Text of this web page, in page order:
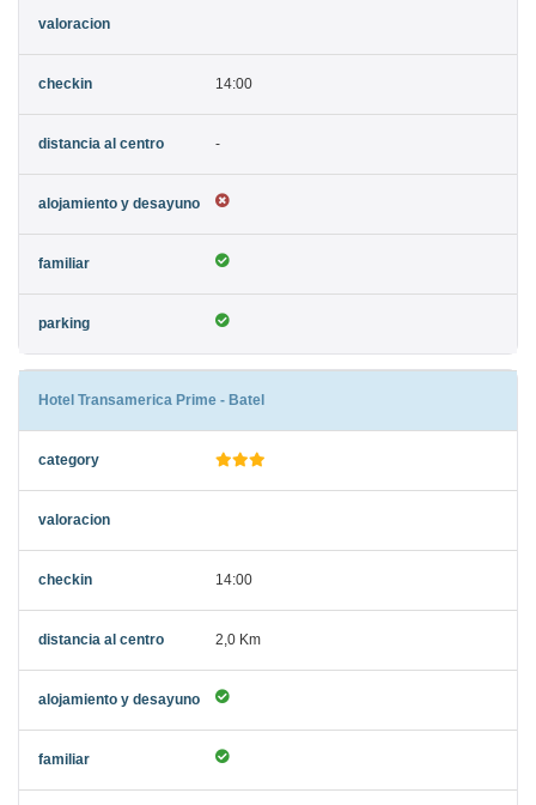
14:00
-
Hotel Transamerica Prime - Batel
14:00
2,0 Km